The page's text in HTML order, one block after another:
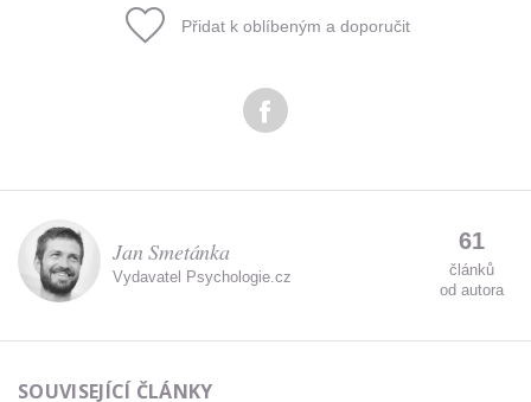
Přidat k oblíbeným a doporučit
Jan Smetánka
Vydavatel Psychologie.cz
61
článků
od autora
SOUVISEJÍCÍ ČLÁNKY